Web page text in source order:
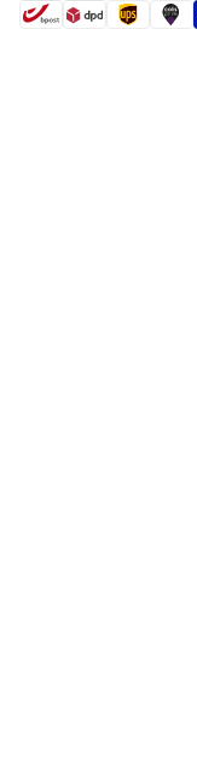
shipment methods